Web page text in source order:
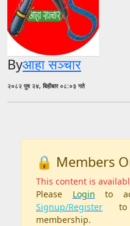
Byआहा सञ्चार
२०८२ पुष २४, बिहीबार ०८:०३ गते
🔒 Members
This content is
Please Login to
Signup/Register to
membership.